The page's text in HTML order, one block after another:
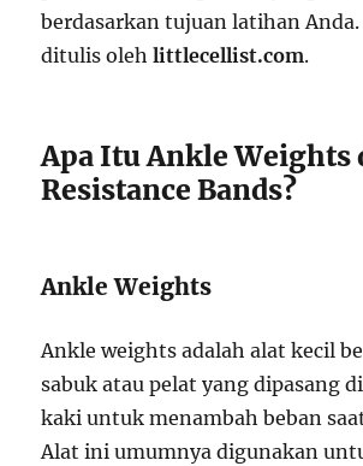
berdasarkan tujuan latihan
ditulis olehlittlecellist.com.
Apa Itu Ankle Weights
Resistance Bands?
Ankle Weights
Ankle weights adalah alat kecil
sabuk atau pelat yang dipasang
kaki untuk menambah beban
Alat ini umumnya digunakan